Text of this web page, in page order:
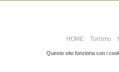
HOME Turismo
Questo sito funziona con i